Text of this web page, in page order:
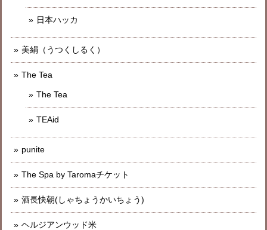
日本ハッカ
美絹（うつくしるく）
The Tea
The Tea
TEAid
punite
The Spa by Taromaチケット
酒長快朝(しゃちょうかいちょう)
ヘルジアンウッド米